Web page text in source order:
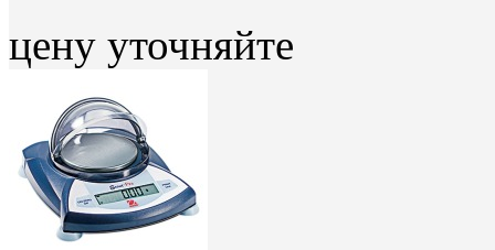
цену уточняйте